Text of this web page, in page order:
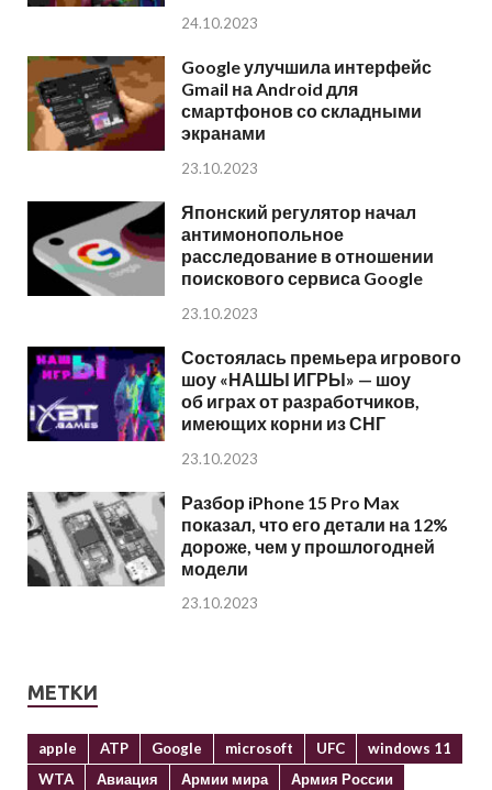
24.10.2023
Google улучшила интерфейс
Gmail на Android для
смартфонов со складными
экранами
23.10.2023
Японский регулятор начал
антимонопольное
расследование в отношении
поискового сервиса Google
23.10.2023
Состоялась премьера игрового
шоу «НАШЫ ИГРЫ» — шоу
об играх от разработчиков,
имеющих корни из СНГ
23.10.2023
Разбор iPhone 15 Pro Max
показал, что его детали на 12%
дороже, чем у прошлогодней
модели
23.10.2023
МЕТКИ
apple ATP Google microsoft UFC
windows 11
WTA
Авиация Армии мира
Армия России